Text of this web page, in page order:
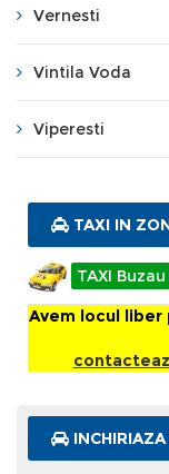
Vernesti
Vintila Voda
Viperesti
TAXI IN
TAXI Buzau
Avem locul